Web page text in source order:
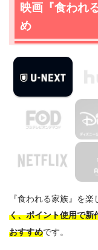
映画『食われ
め
『食われる家族』を
く、ポイント使用で新
おすすめです。